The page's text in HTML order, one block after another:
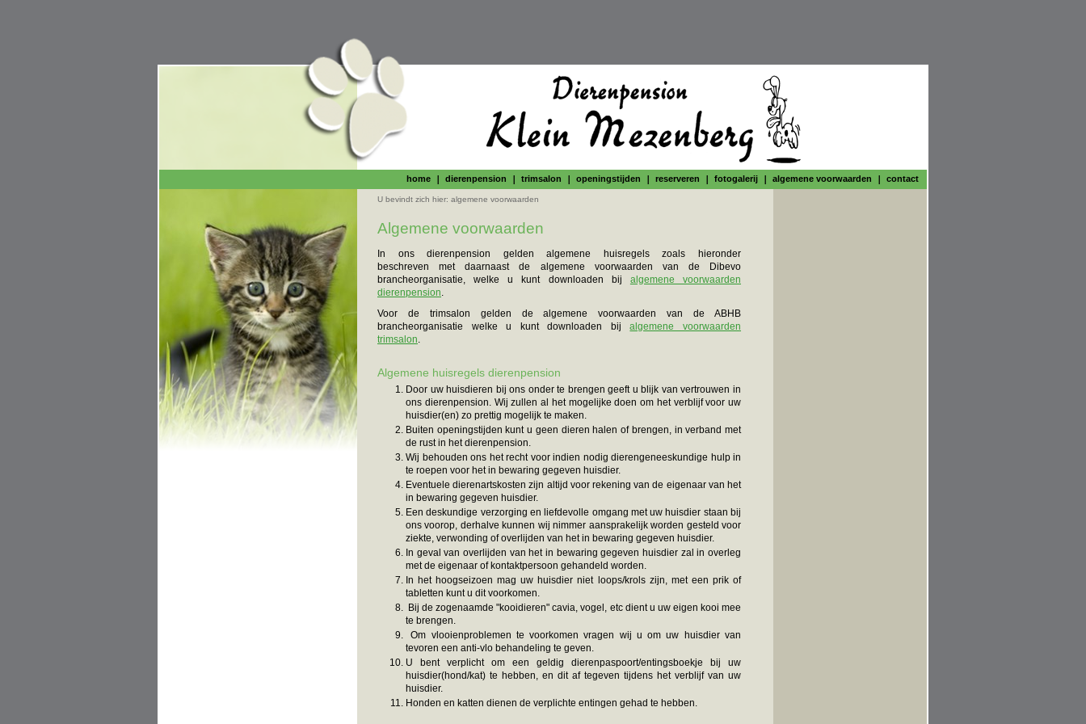
home dierenpension trimsalon openingstijden reserveren fotogalerij algemene voorwaarden contact
U bevindt zich hier: algemene voorwaarden
Algemene voorwaarden
In ons dierenpension gelden algemene huisregels zoals hieronder
beschreven met daarnaast de algemene voorwaarden van de Dibevo
brancheorganisatie, welke u kunt downloaden bij algemene voorwaarden
dierenpension.
Voor de trimsalon gelden de algemene voorwaarden van de ABHB
brancheorganisatie welke u kunt downloaden bijalgemene voorwaarden
trimsalon.
Algemene huisregels dierenpension
Door uw huisdieren bij ons onder te brengen geeft u blijk van vertrouwen in
ons dierenpension. Wij zullen al het mogelijke doen om het verblijf voor uw
huisdier(en) zo prettig mogelijk te maken.
Buiten openingstijden kunt u geen dieren halen of brengen, in verband met
de rust in het dierenpension.
Wij behouden ons het recht voor indien nodig dierengeneeskundige hulp in
te roepen voor het in bewaring gegeven huisdier.
Eventuele dierenartskosten zijn altijd voor rekening van de eigenaar van het
in bewaring gegeven huisdier.
Een deskundige verzorging en liefdevolle omgang met uw huisdier staan bij
ons voorop, derhalve kunnen wij nimmer aansprakelijk worden gesteld voor
ziekte, verwonding of overlijden van het in bewaring gegeven huisdier.
In geval van overlijden van het in bewaring gegeven huisdier zal in overleg
met de eigenaar of kontaktpersoon gehandeld worden.
In het hoogseizoen mag uw huisdier niet loops/krols zijn, met een prik of
tabletten kunt u dit voorkomen.
Bij de zogenaamde "kooidieren" cavia, vogel, etc dient u uw eigen kooi mee
te brengen.
Om vlooienproblemen te voorkomen vragen wij u om uw huisdier van
tevoren een anti-vlo behandeling te geven.
U bent verplicht om een geldig dierenpaspoort/entingsboekje bij uw
huisdier(hond/kat) te hebben, en dit af tegeven tijdens het verblijf van uw
huisdier.
Honden en katten dienen de verplichte entingen gehad te hebben.